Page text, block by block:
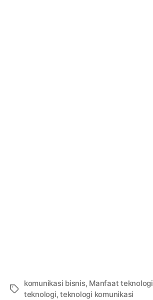
Tags
komunikasi bisnis, Manfaat teknologi
teknologi,teknologi komunikasi